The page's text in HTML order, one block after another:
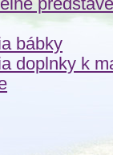
bábky
doplnky k